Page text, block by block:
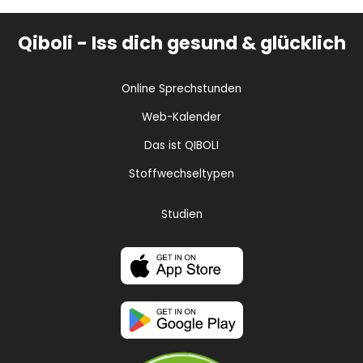
Qiboli - Iss dich gesund & glücklich
Online Sprechstunden
Web-Kalender
Das ist QIBOLI
Stoffwechseltypen
Studien